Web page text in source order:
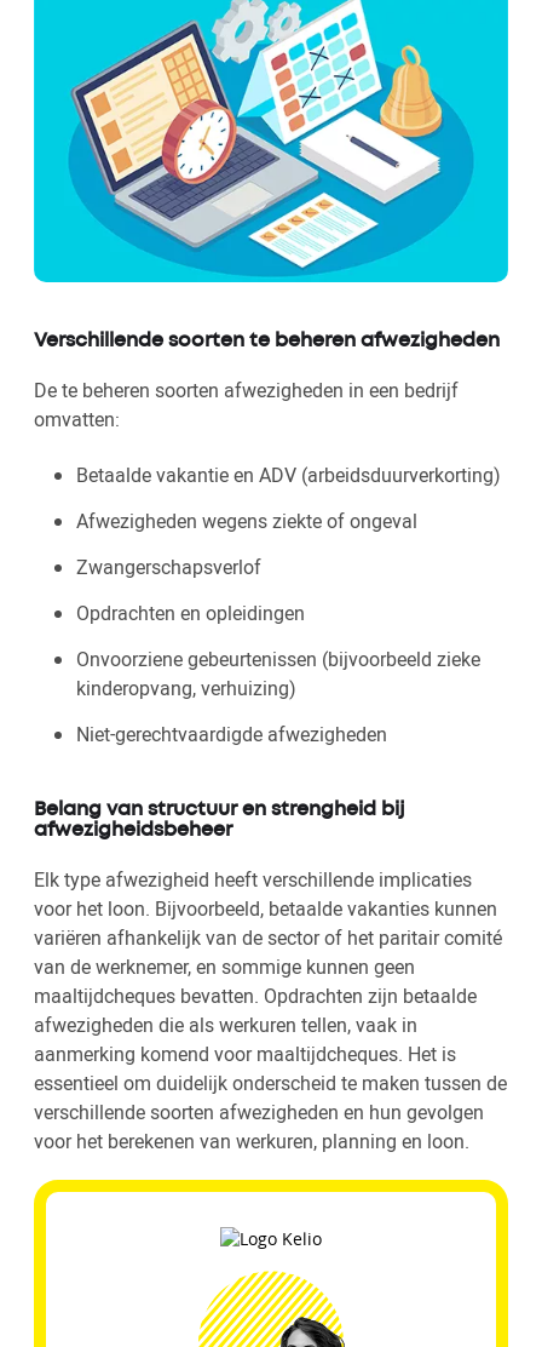
Verschillende soorten te beheren afwezigheden
De te beheren soorten afwezigheden in een bedrijf
omvatten:
Betaalde vakantie en ADV (arbeidsduurverkorting)
Afwezigheden wegens ziekte of ongeval
Zwangerschapsverlof
Opdrachten en opleidingen
Onvoorziene gebeurtenissen (bijvoorbeeld zieke
kinderopvang, verhuizing)
Niet-gerechtvaardigde afwezigheden
Belang van structuur en strengheid bij
afwezigheidsbeheer
Elk type afwezigheid heeft verschillende implicaties
voor het loon. Bijvoorbeeld, betaalde vakanties kunnen
variëren afhankelijk van de sector of het paritair comité
van de werknemer, en sommige kunnen geen
maaltijdcheques bevatten. Opdrachten zijn betaalde
afwezigheden die als werkuren tellen, vaak in
aanmerking komend voor maaltijdcheques. Het is
essentieel om duidelijk onderscheid te maken tussen de
verschillende soorten afwezigheden en hun gevolgen
voor het berekenen van werkuren, planning en loon.